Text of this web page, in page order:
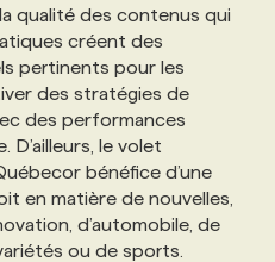
qualité des contenus qui
créent des
pertinents pour les
des stratégies de
des performances
D’ailleurs, le volet
bénéfice d’une
en matière de nouvelles,
d’automobile, de
ou de sports.